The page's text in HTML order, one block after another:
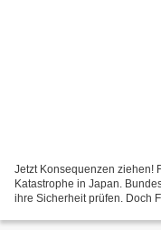
Jetzt Konsequenzen ziehen!
Katastrophe in Japan.
ihre Sicherheit prüfen. Doch